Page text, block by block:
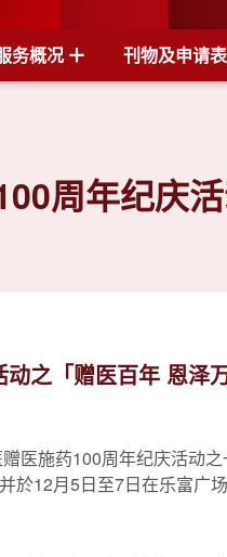
务概况 刊物及申请表
周年纪庆
之「赠医百年 恩泽
医施药100周年纪庆活
於12月5日至7日在乐富广